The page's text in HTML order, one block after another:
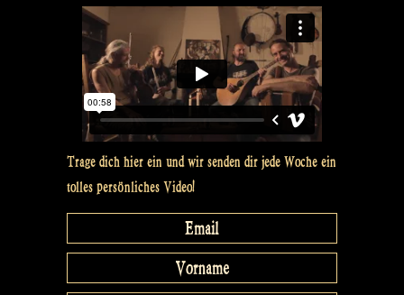
Trage dich hier ein und wir senden dir jede Woche ein
tolles persönliches Video!